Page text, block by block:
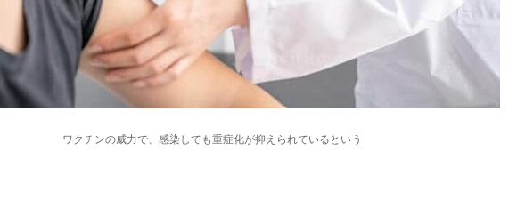
ワクチンの威力で、感染しても重症化が抑えられているという